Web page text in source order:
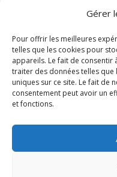
Gérer
Pour offrir les meilleures
telles que les cookies pour
appareils. Le fait de consentir
traiter des données telles
uniques sur ce site. Le fait de
consentement peut avoir un
et fonctions.
nouvelle et ses liens
16 mars 2026
© 2026